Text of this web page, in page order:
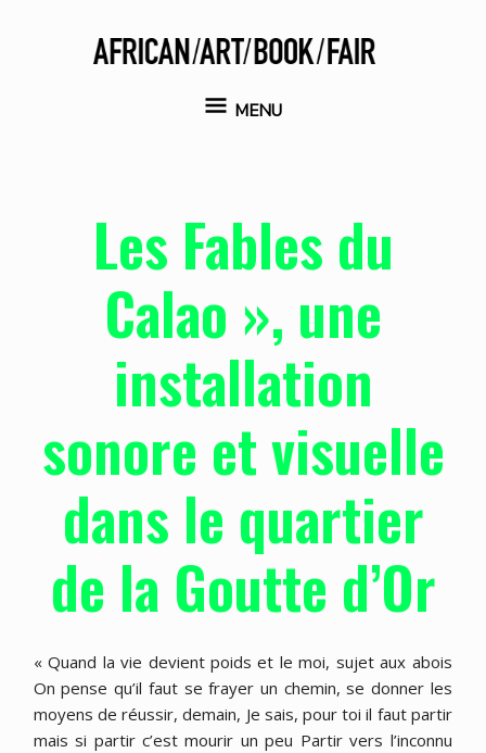
MENU
MENU
Les Fables du
Calao », une
installation
sonore et visuelle
dans le quartier
de la Goutte d’Or
« Quand la vie devient poids et le moi, sujet aux abois
On pense qu’il faut se frayer un chemin, se donner les
moyens de réussir, demain, Je sais, pour toi il faut partir
mais si partir c’est mourir un peu Partir vers l’inconnu